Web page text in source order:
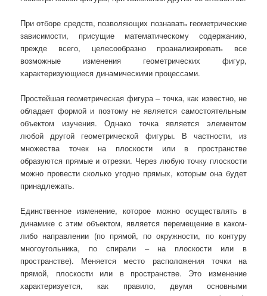
При отборе средств, позволяющих познавать геометрические
зависимости, присущие математическому содержанию,
прежде всего, целесообразно проанализировать все
возможные изменения геометрических фигур,
характеризующиеся динамическими процессами.
Простейшая геометрическая фигура – точка, как известно, не
обладает формой и поэтому не является самостоятельным
объектом изучения. Однако точка является элементом
любой другой геометрической фигуры. В частности, из
множества точек на плоскости или в пространстве
образуются прямые и отрезки. Через любую точку плоскости
можно провести сколько угодно прямых, которым она будет
принадлежать.
Единственное изменение, которое можно осуществлять в
динамике с этим объектом, является перемещение в каком-
либо направлении (по прямой, по окружности, по контуру
многоугольника, по спирали – на плоскости или в
пространстве). Меняется место расположения точки на
прямой, плоскости или в пространстве. Это изменение
характеризуется, как правило, двумя основными